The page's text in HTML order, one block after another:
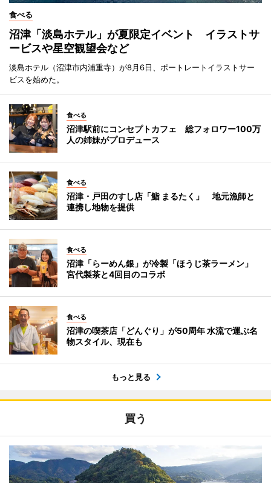
食べる
沼津「淡島ホテル」が夏限定イベント イラストサ
ービスや星空観望会など
淡島ホテル（沼津市内浦重寺）が8月6日、ポートレートイラストサー
ビスを始めた。
食べる
沼津駅前にコンセプトカフェ 総フォロワー100万
人の姉妹がプロデュース
食べる
沼津・戸田のすし店「鮨 まるたく」 地元漁師と
連携し地物を提供
食べる
沼津「らーめん銀」が冷製「ほうじ茶ラーメン」
宮代製茶と4回目のコラボ
食べる
沼津の喫茶店「どんぐり」が50周年 水流で運ぶ名
物スタイル、現在も
もっと見る
買う